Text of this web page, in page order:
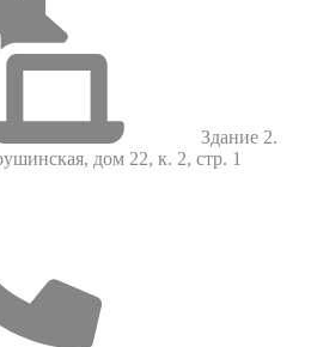
Здание 2.
дом 22, к. 2, стр. 1